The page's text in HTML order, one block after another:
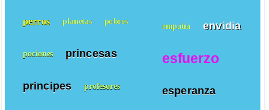
empatía envidia
esfuerzo
esperanza
perros planetas pobres
pociones princesas
principes profesores